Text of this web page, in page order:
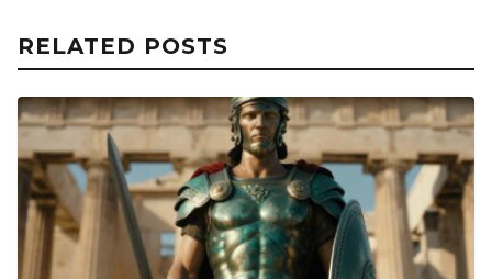
RELATED POSTS